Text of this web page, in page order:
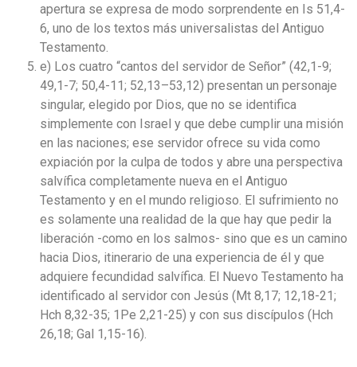
apertura se expresa de modo sorprendente en Is 51,4-
6, uno de los textos más universalistas del Antiguo
Testamento.
e) Los cuatro “cantos del servidor de Señor” (42,1-9;
49,1-7; 50,4-11; 52,13–53,12) presentan un personaje
singular, elegido por Dios, que no se identifica
simplemente con Israel y que debe cumplir una misión
en las naciones; ese servidor ofrece su vida como
expiación por la culpa de todos y abre una perspectiva
salvífica completamente nueva en el Antiguo
Testamento y en el mundo religioso. El sufrimiento no
es solamente una realidad de la que hay que pedir la
liberación -como en los salmos- sino que es un camino
hacia Dios, itinerario de una experiencia de él y que
adquiere fecundidad salvífica. El Nuevo Testamento ha
identificado al servidor con Jesús (Mt 8,17; 12,18-21;
Hch 8,32-35; 1Pe 2,21-25) y con sus discípulos (Hch
26,18; Gal 1,15-16).